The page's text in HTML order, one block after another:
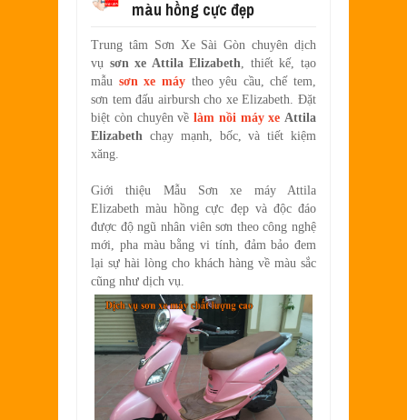
SƠN XE EXCITER 2010 MÀU ĐỎ CAM
SƠN TEM ĐẤU XE NOUVO LX MÀU
Jul 31, 2022
SƠN XE ATTILA ELIZABETH PHỐI
Jun 11, 2022
SƠN XE NOUVO LX PHỐI MÀU XANH
SƠN ĐỔI MÀU GÓC NHÌN HONDA PS
2022
SƠN PHỐI MÀU XE ATTILA
Mar 17, 2022
màu hồng cực đẹp
Trung tâm Sơn Xe Sài Gòn chuyên dịch
vụ sơn xe Attila Elizabeth, thiết kế, tạo
mẫu sơn xe máytheo yêu cầu, chế tem,
sơn tem đấu airbursh cho xe Elizabeth. Đặt
biệt còn chuyên về làm nồi máy xe Attila
Elizabeth chạy mạnh, bốc, và tiết kiệm
xăng.
Giới thiệu Mẫu Sơn xe máy Attila
Elizabeth màu hồng cực đẹpvà độc đáo
được độ ngũ nhân viên sơn theo công nghệ
mới, pha màu bằng vi tính, đảm bảo đem
lại sự hài lòng cho khách hàng về màu sắc
cũng như dịch vụ.